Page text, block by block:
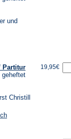
und
Partitur
geheftet
Christill
19,95€